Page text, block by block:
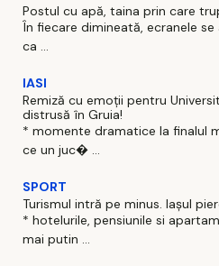
Postul cu apă, taina prin care
În fiecare dimineată, ecranele
ca ...
IASI
Remiză cu emoții pentru
distrusă în Gruia!
* momente dramatice la finalul
ce un juc� ...
SPORT
Turismul intră pe minus. Iașul
* hotelurile, pensiunile si
mai putin ...